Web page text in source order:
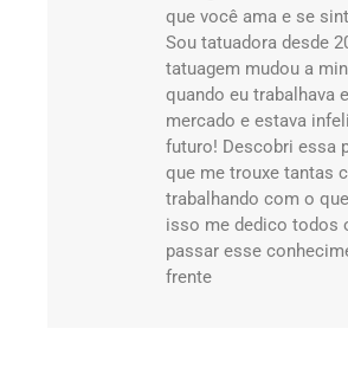
que você ama e se
Sou tatuadora desde
tatuagem mudou a
quando eu trabalhava
mercado e estava
futuro! Descobri essa
que me trouxe tantas
trabalhando com o
isso me dedico todos
passar esse
frente